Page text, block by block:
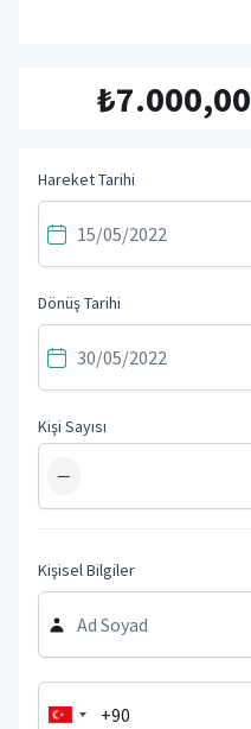
₺7.000,00
Hareket Tarihi
Dönüş Tarihi
Kişi Sayısı
−
Kişisel Bilgiler